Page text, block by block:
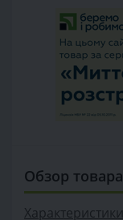
Обзор товара
Характеристики